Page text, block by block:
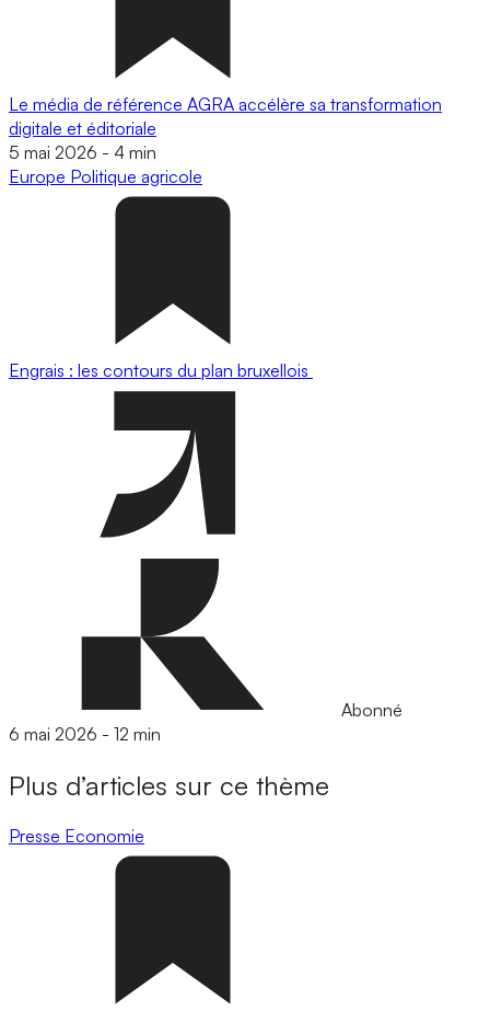
Le média de référence AGRA accélère sa transformation
digitale et éditoriale
5 mai 2026 - 4 min
Europe Politique agricole
Engrais : les contours du plan bruxellois
Abonné
6 mai 2026 - 12 min
Plus d’articles sur ce thème
Presse Economie